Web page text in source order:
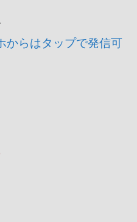
からはタップで発信可